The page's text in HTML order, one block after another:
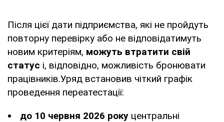
Після цієї дати підприємства, які не пройдуть
повторну перевірку або не відповідатимуть
новим критеріям, можуть втратити свій
статус і, відповідно, можливість бронювати
працівників.Уряд встановив чіткий графік
проведення переатестації:
до 10 червня 2026 року центральні